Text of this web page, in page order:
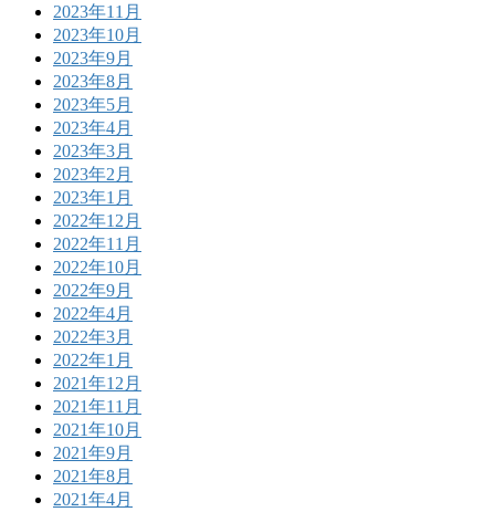
2023年11月
2023年10月
2023年9月
2023年8月
2023年5月
2023年4月
2023年3月
2023年2月
2023年1月
2022年12月
2022年11月
2022年10月
2022年9月
2022年4月
2022年3月
2022年1月
2021年12月
2021年11月
2021年10月
2021年9月
2021年8月
2021年4月